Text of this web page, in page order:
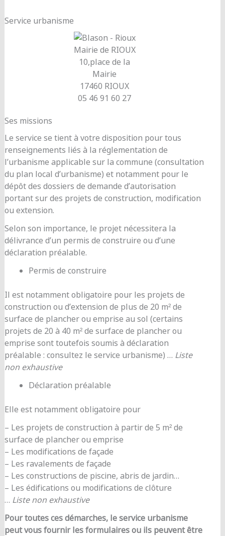
Service urbanisme
Mairie de RIOUX
10,place de la
Mairie
17460 RIOUX
05 46 91 60 27
Ses missions
Le service se tient à votre disposition pour tous
renseignements liés à la réglementation de
l’urbanisme applicable sur la commune (consultation
du plan local d’urbanisme) et notamment pour le
dépôt des dossiers de demande d’autorisation
portant sur des projets de construction, modification
ou extension.
Selon son importance, le projet nécessitera la
délivrance d’un permis de construire ou d’une
déclaration préalable.
Permis de construire
Il est notamment obligatoire pour les projets de
construction ou d’extension de plus de 20 m² de
surface de plancher ou emprise au sol (certains
projets de 20 à 40 m² de surface de plancher ou
emprise sont toutefois soumis à déclaration
préalable : consultez le service urbanisme) … Liste
non exhaustive
Déclaration préalable
Elle est notamment obligatoire pour
– Les projets de construction à partir de 5 m² de
surface de plancher ou emprise
– Les modifications de façade
– Les ravalements de façade
– Les constructions de piscine, abris de jardin…
– Les édifications ou modifications de clôture
… Liste non exhaustive
Pour toutes ces démarches, le service urbanisme
peut vous fournir les formulaires ou ils peuvent être